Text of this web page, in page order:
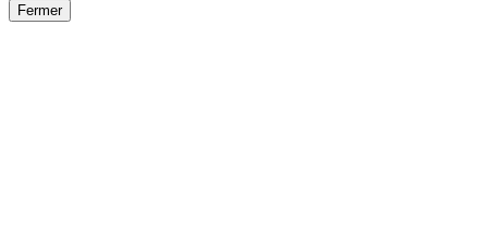
Fermer